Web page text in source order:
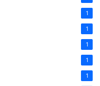
1
1
1
1
1